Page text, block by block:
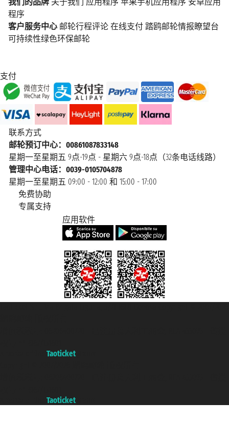
我们的品牌 关于我们 应用程序 苹果手机应用程序 安卓应用
程序
客户服务中心 邮轮行程评论 在线支付 踏鸥邮轮情报瞭望台
可持续性绿色环保邮轮
支付
联系方式
邮轮预订中心：00861087833148
星期一至星期五 9点-19点 - 星期六 9点-18点（32条电话线路）
管理中心电话：0039-0105704878
星期一至星期五 09:00 - 12:00 和 15:00 - 17:00
免费协助
专属支持
应用软件
Taoticket
Taoticket